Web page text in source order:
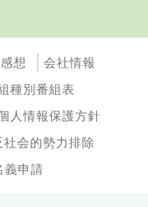
想
会社情報
種別番組表
人情報保護方針
社会的勢力排除
義申請